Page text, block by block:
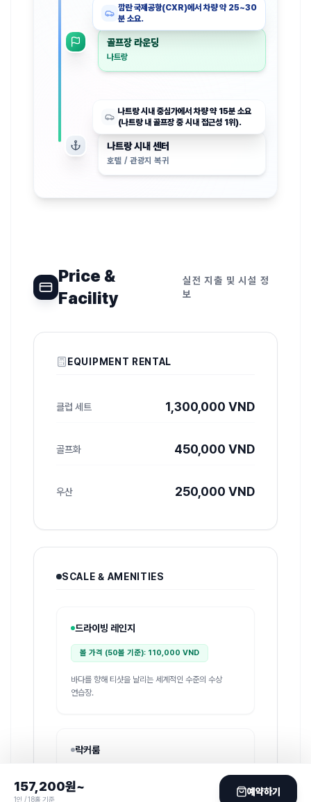
깜란 국제공항(CXR)에서 차량 약 25~30
분 소요.
골프장 라운딩
나트랑
나트랑 시내 중심가에서 차량 약 15분 소요
(나트랑 내 골프장 중 시내 접근성 1위).
나트랑 시내 센터
호텔 / 관광지 복귀
Price &
Facility
실전 지출 및 시설 정
보
EQUIPMENT RENTAL
클럽 세트 1,300,000 VND
골프화 450,000 VND
우산 250,000 VND
SCALE & AMENITIES
드라이빙 레인지
볼 가격 (50볼 기준): 110,000 VND
바다를 향해 티샷을 날리는 세계적인 수준의 수상
연습장.
락커룸
남성 150 석
157,200원~
1인 / 18홀 기준
예약하기